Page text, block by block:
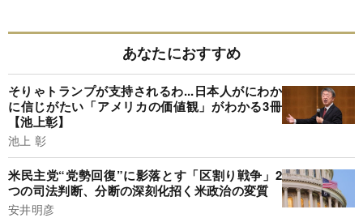
あなたにおすすめ
そりゃトランプが支持されるわ...日本人がにわか
に信じがたい「アメリカの価値観」がわかる3冊
【池上彰】
池上 彰
米民主党“党勢回復”に影落とす「区割り戦争」2
つの司法判断、分断の深刻化招く米政治の変質
安井明彦